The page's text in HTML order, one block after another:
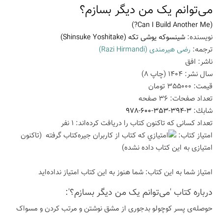
می‌توانم یک من دیگر بسازم؟
(Can I Build Another Me?)
نویسنده: شینسوکه یوشی تکه (Shinsuke Yoshitake)
ترجمه: رضی هیرمندی (Razi Hirmandi)
ناشر: افق
سال نشر: 1404 (چاپ8
)
قیمت: 355000 تومان
تعداد صفحات: 36 صفحه
شابك: 978-600-353-394-3
تعداد كسانی كه تاكنون كتاب را دریافت كرده‌اند: 1 نفر
امتیاز كتاب:
(تاكنون
امتیازی به این كتاب داده نشده)
امتیاز شما به این كتاب: شما هنوز به این كتاب امتیاز نداده‌اید
درباره كتاب 'می‌توانم یک من دیگر بسازم؟':
حوصله‌ی پسر کوچولو بدجوری از مشق نوشتن و مرتب کردن و مسواک